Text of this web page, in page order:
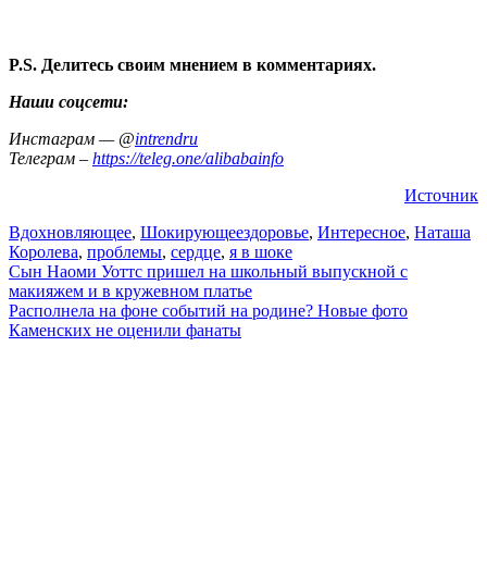
P.S. Делитесь своим мнением в комментариях.
Наши соцсети:
Инстаграм — @intrendru
Телеграм – https://teleg.one/alibabainfo
Источник
Вдохновляющее, Шокирующеездоровье, Интересное, Наташа
Королева, проблемы, сердце, я в шоке
Навигация
по
записям
Сын Наоми Уоттс пришел на школьный выпускной с
макияжем и в кружевном платье
Располнела на фоне событий на родине? Новые фото
Каменских не оценили фанаты